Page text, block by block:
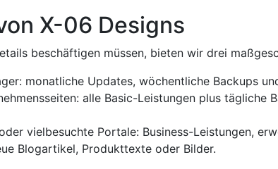
X-06 Designs
beschäftigen müssen, bieten wir drei
monatliche Updates, wöchentliche Backups
alle Basic-Leistungen plus
vielbesuchte Portale: Business-Leistungen,
Blog­artikel, Produkt­texte oder Bilder.